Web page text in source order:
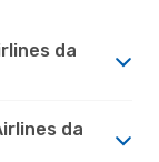
da
da